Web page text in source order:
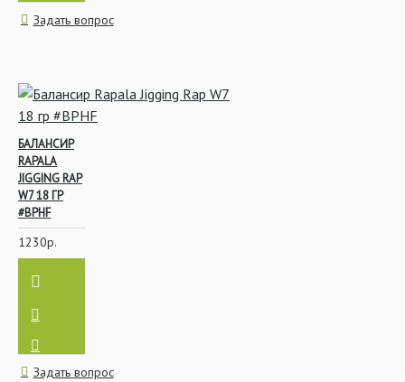
Задать вопрос
БАЛАНСИР
RAPALA
JIGGING RAP
W7 18 ГР
#BPHF
1230р.
Задать вопрос